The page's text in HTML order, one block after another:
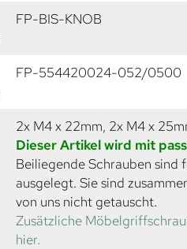
FP-BIS-KNOB
FP-554420024-052/0500
2x M4 x 22mm, 2x M4 x
Dieser Artikel wird mit
Beiliegende Schrauben sind
ausgelegt. Sie sind
von uns nicht getauscht.
Zusätzliche
hier.